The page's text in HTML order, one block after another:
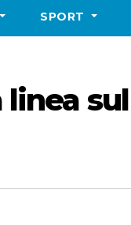
SPORT
linea